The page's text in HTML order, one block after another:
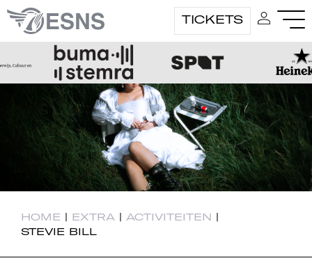
TICKETS
HOME | EXTRA | ACTIVITEITEN |
STEVIE BILL